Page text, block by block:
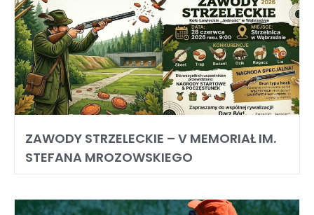
ZAWODY STRZELECKIE – V MEMORIAŁ IM.
STEFANA MROZOWSKIEGO